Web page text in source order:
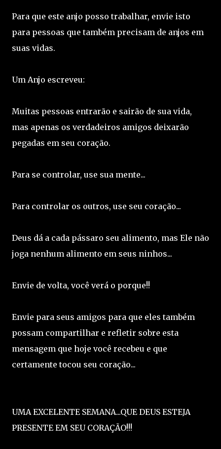
Para que este anjo posso trabalhar, envie isto
para pessoas que também precisam de anjos em
suas vidas.
Um Anjo escreveu:
Muitas pessoas entrarão e sairão de sua vida,
mas apenas os verdadeiros amigos deixarão
pegadas em seu coração.
Para se controlar, use sua mente...
Para controlar os outros, use seu coração...
Deus dá a cada pássaro seu alimento, mas Ele não
joga nenhum alimento em seus ninhos...
Envie de volta, você verá o porque!!
Envie para seus amigos para que eles também
possam compartilhar e refletir sobre esta
mensagem que hoje você recebeu e que
certamente tocou seu coração...
UMA EXCELENTE SEMANA...QUE DEUS ESTEJA
PRESENTE EM SEU CORAÇÃO!!!